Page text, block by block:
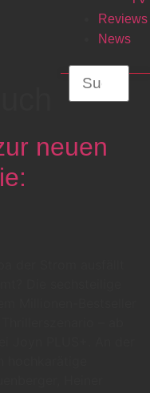
Reviews
News
neuen